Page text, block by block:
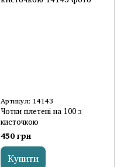
Артикул: 14143
Чотки плетені на 100 з
кисточкою
450 грн
Купити